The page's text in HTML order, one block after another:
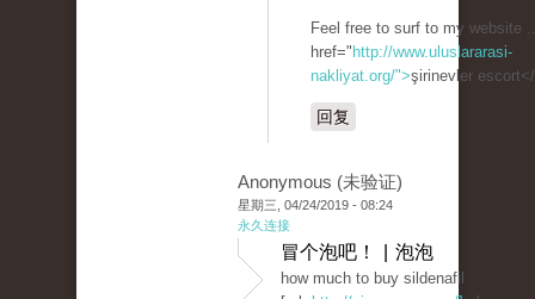
Feel free to surf to my website
href=" http://www.uluslararasi-
nakliyat.org/">şirinevler
回复
Anonymous (未验证)
星期三, 04/24/2019 - 08:24
永久连接
冒个泡吧！ | 泡泡
how much to buy sildenafil